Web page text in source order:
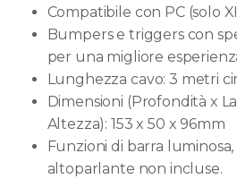
Compatibile con PC (solo
Bumpers e triggers con
per una migliore
Lunghezza cavo: 3 metri
Dimensioni (Profondità x
Altezza): 153 x 50 x 96mm
Funzioni di barra luminosa,
altoparlante non incluse.